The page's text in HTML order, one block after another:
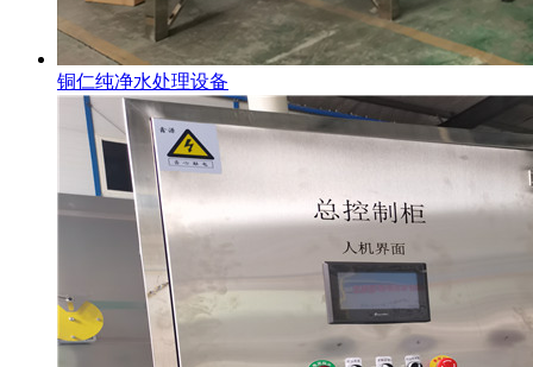
铜仁纯净水处理设备